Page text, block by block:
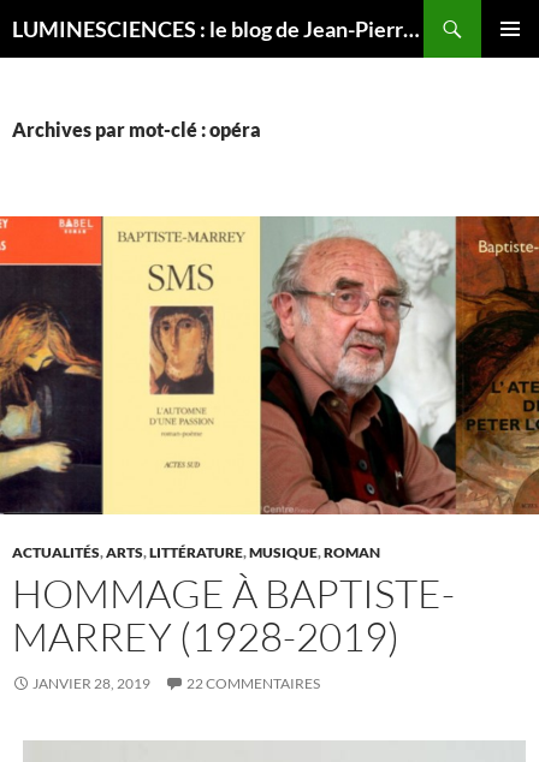
LUMINESCIENCES : le blog de Jean-Pierre LUMINET, astrophysicien
Archives par mot-clé : opéra
ACTUALITÉS,ARTS,LITTÉRATURE,MUSIQUE,ROMAN
HOMMAGE À BAPTISTE-
MARREY (1928-2019)
JANVIER 28, 2019 22 COMMENTAIRES